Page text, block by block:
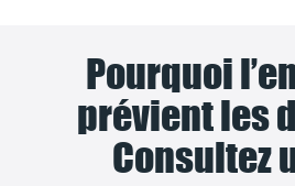
Pourquoi
prévient les
Consultez